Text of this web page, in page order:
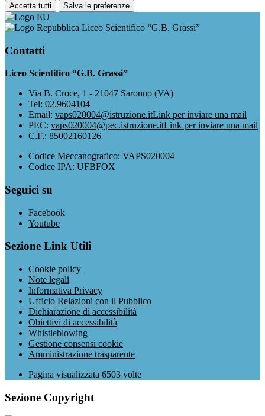
Accetta tutti Salva le preferenze
Liceo Scientifico “G.B. Grassi”
Contatti
Liceo Scientifico “G.B. Grassi”
Via B. Croce, 1 - 21047 Saronno (VA)
Tel: 02.9604104
Email: vaps020004@istruzione.itLink per inviare una mail
PEC: vaps020004@pec.istruzione.itLink per inviare una mail
C.F.: 85002160126
Codice Meccanografico: VAPS020004
Codice IPA: UFBFOX
Seguici su
Facebook
Youtube
Sezione Link Utili
Cookie policy
Note legali
Informativa Privacy
Ufficio Relazioni con il Pubblico
Dichiarazione di accessibilità
Obiettivi di accessibilità
Whistleblowing
Gestione consensi cookie
Amministrazione trasparente
Pagina visualizzata 6503 volte
Sezione Copyright